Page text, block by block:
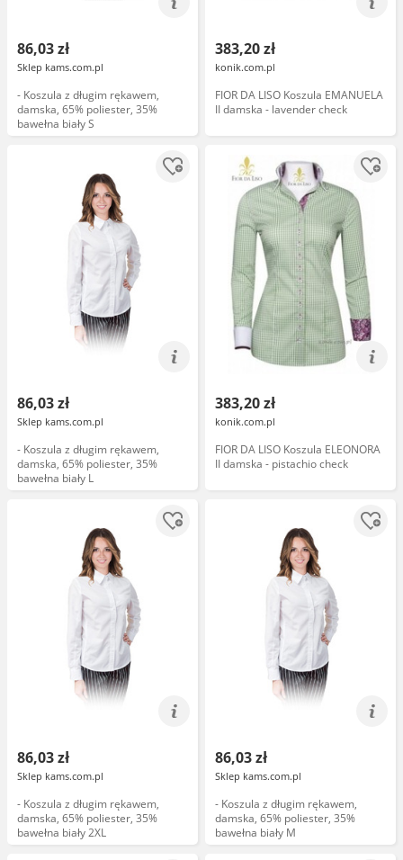
86,03 zł
Sklep kams.com.pl
- Koszula z długim rękawem,
damska, 65% poliester, 35%
bawełna biały S
383,20 zł
konik.com.pl
FIOR DA LISO Koszula EMANUELA
II damska - lavender check
86,03 zł
Sklep kams.com.pl
- Koszula z długim rękawem,
damska, 65% poliester, 35%
bawełna biały L
383,20 zł
konik.com.pl
FIOR DA LISO Koszula ELEONORA
II damska - pistachio check
86,03 zł
Sklep kams.com.pl
- Koszula z długim rękawem,
damska, 65% poliester, 35%
bawełna biały 2XL
86,03 zł
Sklep kams.com.pl
- Koszula z długim rękawem,
damska, 65% poliester, 35%
bawełna biały M